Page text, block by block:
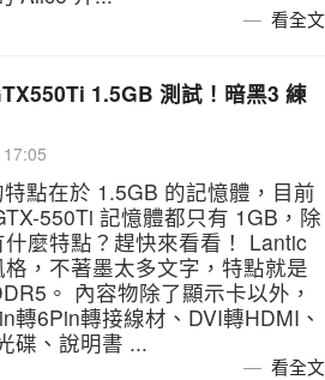
看全文
1.5GB 測試！暗黑3 練
點在於 1.5GB 的記憶體，目前
550Ti 記憶體都只有 1GB，除
麼特點？趕快來看看！ Lantic
，不著墨太多文字，特點就是
。 內容物除了顯示卡以外，
轉6Pin轉接線材、DVI轉HDMI、
碟、說明書 ...
看全文